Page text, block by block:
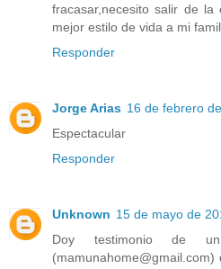
fracasar,necesito salir de
mejor estilo de vida a mi
Responder
Jorge Arias 16 de febrero
Espectacular
Responder
Unknown 15 de mayo de
Doy testimonio de